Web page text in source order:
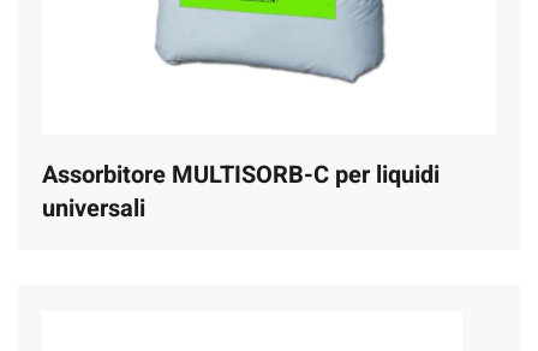
Assorbitore MULTISORB-C per liquidi
universali